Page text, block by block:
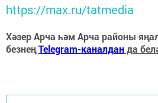
https://max.ru/tatmedia
Хәзер Арча һәм Арча районы
безнеңTelegram-каналданда